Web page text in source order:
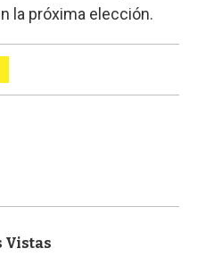
la próxima elección.
Vistas